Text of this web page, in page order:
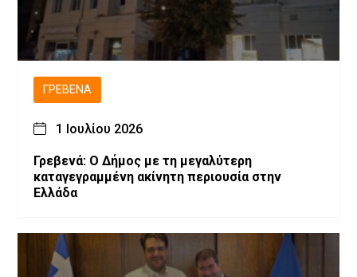
ΓΡΕΒΕΝΆ
1 Ιουλίου 2026
Γρεβενά: Ο Δήμος με τη μεγαλύτερη
καταγεγραμμένη ακίνητη περιουσία στην
Ελλάδα